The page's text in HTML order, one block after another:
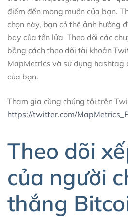
điểm đến mong muốn của bạn.
chọn này, bạn có thể ảnh hưởng
bay của tên lửa. Theo dõi các
bằng cách theo dõi tài khoản
MapMetrics và sử dụng hashtag
của bạn.
Tham gia cùng chúng tôi trên
https://twitter.com/
Theo dõi
của người
thắng